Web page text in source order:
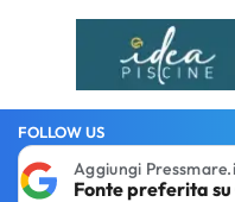
FOLLOW US
Aggiungi
Fonte preferita su